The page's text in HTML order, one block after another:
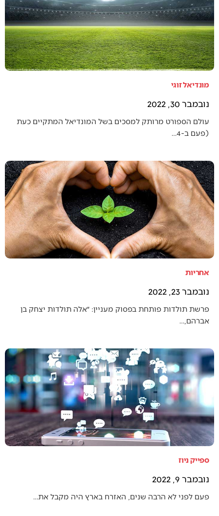
מונדיאל זוגי
נובמבר 30, 2022
עולם הספורט מרותק למסכים בשל המונדיאל המתקיים כעת
(פעם ב-4…
אחריות
נובמבר 23, 2022
פרשת תולדות פותחת בפסוק מעניין: ״אלה תולדות יצחק בן
אברהם,…
ספייק ניוז
נובמבר 9, 2022
פעם לפני לא הרבה שנים, האזרח בארץ היה מקבל את…